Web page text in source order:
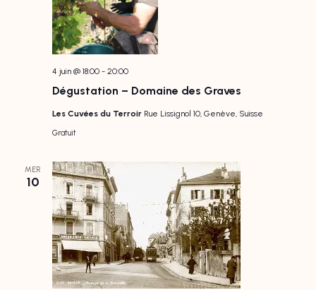
Dégustation – Domaine des Graves
4 juin @ 18:00- 20:00
Les Cuvées du Terroir Rue Lissignol 10, Genève, Suisse
Gratuit
MER
10